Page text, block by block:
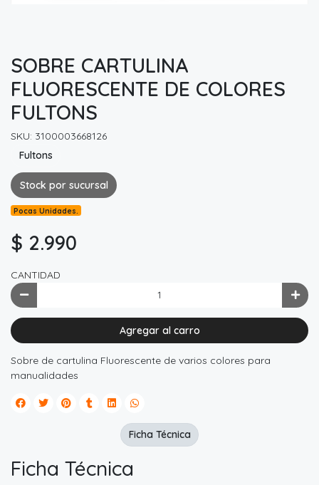
SOBRE CARTULINA
FLUORESCENTE DE COLORES
FULTONS
SKU: 3100003668126
Fultons
Stock por sucursal
Pocas Unidades.
$ 2.990
CANTIDAD
Agregar al carro
Sobre de cartulina Fluorescente de varios colores para
manualidades
Ficha Técnica
Ficha Técnica